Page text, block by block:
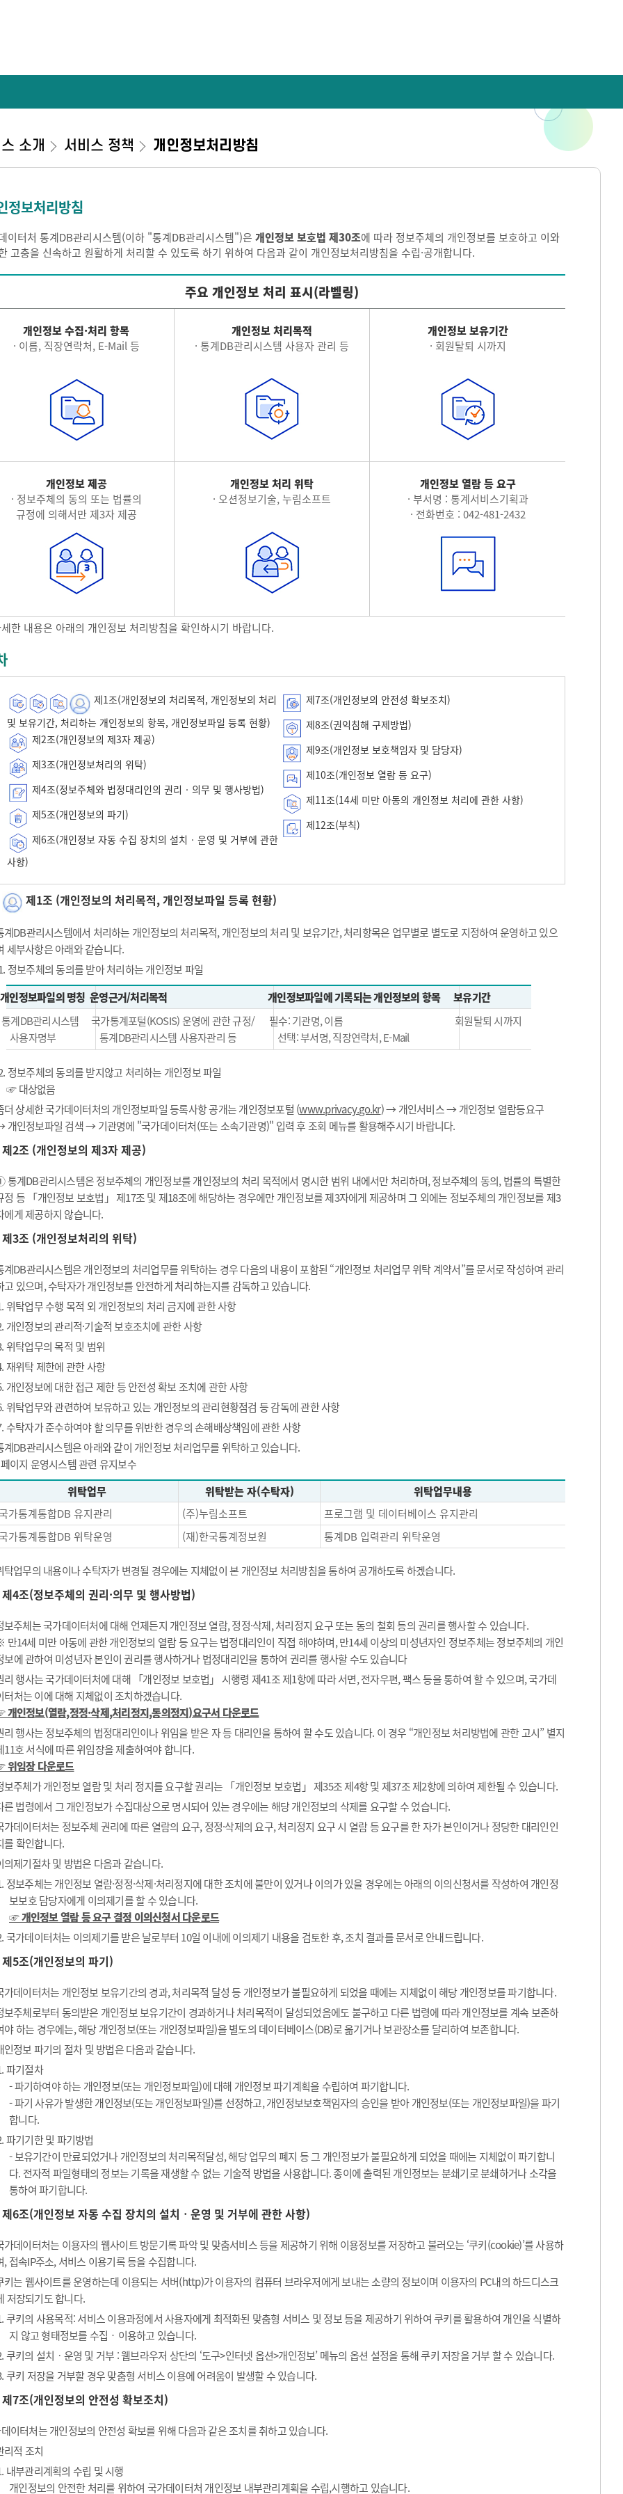
소개 서비스 정책 개인정보처리방침
정보처리방침
이터처 통계DB관리시스템(이하 "통계DB관리시스템")은 개인정보 보호법 제30조에 따라 정보주체의 개인정보를 보호하고 이와
고충을 신속하고 원활하게 처리할 수 있도록 하기 위하여 다음과 같이 개인정보처리방침을 수립·공개합니다.
주요 개인정보 처리 표시(라벨링)
개인정보 수집·처리 항목
· 이름, 직장연락처, E-Mail 등
개인정보 처리목적
· 통계DB관리시스템 사용자 관리 등
개인정보 보유기간
· 회원탈퇴 시까지
개인정보 제공
· 정보주체의 동의 또는 법률의
규정에 의해서만 제3자 제공
개인정보 처리 위탁
· 오션정보기술, 누림소프트
개인정보 열람 등 요구
· 부서명 : 통계서비스기획과
· 전화번호 : 042-481-2432
한 내용은 아래의 개인정보 처리방침을 확인하시기 바랍니다.
제1조(개인정보의 처리목적, 개인정보의 처리
및 보유기간, 처리하는 개인정보의 항목, 개인정보파일 등록 현황)
제2조(개인정보의 제3자 제공)
제3조(개인정보처리의 위탁)
제4조(정보주체와 법정대리인의 권리‧의무 및 행사방법)
제5조(개인정보의 파기)
제6조(개인정보 자동 수집 장치의 설치‧운영 및 거부에 관한
사항)
제7조(개인정보의 안전성 확보조치)
제8조(권익침해 구제방법)
제9조(개인정보 보호책임자 및 담당자)
제10조(개인정보 열람 등 요구)
제11조(14세 미만 아동의 개인정보 처리에 관한 사항)
제12조(부칙)
제1조 (개인정보의 처리목적, 개인정보파일 등록 현황)
DB관리시스템에서 처리하는 개인정보의 처리목적, 개인정보의 처리 및 보유기간, 처리항목은 업무별로 별도로 지정하여 운영하고 있으
세부사항은 아래와 같습니다.
정보주체의 동의를 받아 처리하는 개인정보 파일
개인정보파일의 명칭 운영근거/처리목적 개인정보파일에 기록되는 개인정보의 항목
보유기간
통계DB관리시스템
사용자명부
국가통계포털(KOSIS) 운영에 관한 규정/
통계DB관리시스템 사용자관리 등
필수: 기관명, 이름
선택: 부서명, 직장연락처, E-Mail
회원탈퇴 시까지
정보주체의 동의를 받지않고 처리하는 개인정보 파일
☞ 대상없음
상세한 국가데이터처의 개인정보파일 등록사항 공개는 개인정보포털 (www.privacy.go.kr) → 개인서비스 → 개인정보 열람등요구
개인정보파일 검색 → 기관명에 "국가데이터처(또는 소속기관명)" 입력 후 조회 메뉴를 활용해주시기 바랍니다.
제2조 (개인정보의 제3자 제공)
통계DB관리시스템은 정보주체의 개인정보를 개인정보의 처리 목적에서 명시한 범위 내에서만 처리하며, 정보주체의 동의, 법률의 특별한
정 등 「개인정보 보호법」 제17조 및 제18조에 해당하는 경우에만 개인정보를 제3자에게 제공하며 그 외에는 정보주체의 개인정보를 제3
에게 제공하지 않습니다.
제3조 (개인정보처리의 위탁)
DB관리시스템은 개인정보의 처리업무를 위탁하는 경우 다음의 내용이 포함된 “개인정보 처리업무 위탁 계약서”를 문서로 작성하여 관리
고 있으며, 수탁자가 개인정보를 안전하게 처리하는지를 감독하고 있습니다.
위탁업무 수행 목적 외 개인정보의 처리 금지에 관한 사항
개인정보의 관리적·기술적 보호조치에 관한 사항
위탁업무의 목적 및 범위
재위탁 제한에 관한 사항
개인정보에 대한 접근 제한 등 안전성 확보 조치에 관한 사항
위탁업무와 관련하여 보유하고 있는 개인정보의 관리현황점검 등 감독에 관한 사항
수탁자가 준수하여야 할 의무를 위반한 경우의 손해배상책임에 관한 사항
DB관리시스템은 아래와 같이 개인정보 처리업무를 위탁하고 있습니다.
이지 운영시스템 관련 유지보수
위탁업무
위탁받는 자(수탁자)
위탁업무내용
가통계통합DB 유지관리
(주)누림소프트
프로그램 및 데이터베이스 유지관리
가통계통합DB 위탁운영
(재)한국통계정보원 통계DB 입력관리 위탁운영
업무의 내용이나 수탁자가 변경될 경우에는 지체없이 본 개인정보 처리방침을 통하여 공개하도록 하겠습니다.
제4조(정보주체의 권리·의무 및 행사방법)
주체는 국가데이터처에 대해 언제든지 개인정보 열람, 정정·삭제, 처리정지 요구 또는 동의 철회 등의 권리를 행사할 수 있습니다.
만14세 미만 아동에 관한 개인정보의 열람 등 요구는 법정대리인이 직접 해야하며, 만14세 이상의 미성년자인 정보주체는 정보주체의 개인
보에 관하여 미성년자 본인이 권리를 행사하거나 법정대리인을 통하여 권리를 행사할 수도 있습니다
행사는 국가데이터처에 대해 「개인정보 보호법」 시행령 제41조 제1항에 따라 서면, 전자우편, 팩스 등을 통하여 할 수 있으며, 국가데
터처는 이에 대해 지체없이 조치하겠습니다.
개인정보(열람,정정·삭제,처리정지,동의정지)요구서 다운로드
행사는 정보주체의 법정대리인이나 위임을 받은 자 등 대리인을 통하여 할 수도 있습니다. 이 경우 “개인정보 처리방법에 관한 고시” 별지
11호 서식에 따른 위임장을 제출하여야 합니다.
위임장 다운로드
주체가 개인정보 열람 및 처리 정지를 요구할 권리는 「개인정보 보호법」 제35조 제4항 및 제37조 제2항에 의하여 제한될 수 있습니다.
법령에서 그 개인정보가 수집대상으로 명시되어 있는 경우에는 해당 개인정보의 삭제를 요구할 수 었습니다.
데이터처는 정보주체 권리에 따른 열람의 요구, 정정·삭제의 요구, 처리정지 요구 시 열람 등 요구를 한 자가 본인이거나 정당한 대리인인
를 확인합니다.
제기절차 및 방법은 다음과 같습니다.
정보주체는 개인정보 열람·정정·삭제·처리정지에 대한 조치에 불만이 있거나 이의가 있을 경우에는 아래의 이의신청서를 작성하여 개인정
보보호 담당자에게 이의제기를 할 수 있습니다.
☞ 개인정보 열람 등 요구 결정 이의신청서 다운로드
국가데이터처는 이의제기를 받은 날로부터 10일 이내에 이의제기 내용을 검토한 후, 조치 결과를 문서로 안내드립니다.
제5조(개인정보의 파기)
데이터처는 개인정보 보유기간의 경과, 처리목적 달성 등 개인정보가 불필요하게 되었을 때에는 지체없이 해당 개인정보를 파기합니다.
주체로부터 동의받은 개인정보 보유기간이 경과하거나 처리목적이 달성되었음에도 불구하고 다른 법령에 따라 개인정보를 계속 보존하
야 하는 경우에는, 해당 개인정보(또는 개인정보파일)을 별도의 데이터베이스(DB)로 옮기거나 보관장소를 달리하여 보존합니다.
정보 파기의 절차 및 방법은 다음과 같습니다.
파기절차
- 파기하여야 하는 개인정보(또는 개인정보파일)에 대해 개인정보 파기계획을 수립하여 파기합니다.
- 파기 사유가 발생한 개인정보(또는 개인정보파일)를 선정하고, 개인정보보호책임자의 승인을 받아 개인정보(또는 개인정보파일)을 파기
합니다.
파기기한 및 파기방법
- 보유기간이 만료되었거나 개인정보의 처리목적달성, 해당 업무의 폐지 등 그 개인정보가 불필요하게 되었을 때에는 지체없이 파기합니
다. 전자적 파일형태의 정보는 기록을 재생할 수 없는 기술적 방법을 사용합니다. 종이에 출력된 개인정보는 분쇄기로 분쇄하거나 소각을
통하여 파기합니다.
제6조(개인정보 자동 수집 장치의 설치ㆍ운영 및 거부에 관한 사항)
데이터처는 이용자의 웹사이트 방문기록 파악 및 맞춤서비스 등을 제공하기 위해 이용정보를 저장하고 불러오는 ‘쿠키(cookie)’를 사용하
, 접속IP주소, 서비스 이용기록 등을 수집합니다.
는 웹사이트를 운영하는데 이용되는 서버(http)가 이용자의 컴퓨터 브라우저에게 보내는 소량의 정보이며 이용자의 PC내의 하드디스크
저장되기도 합니다.
쿠키의 사용목적: 서비스 이용과정에서 사용자에게 최적화된 맞춤형 서비스 및 정보 등을 제공하기 위하여 쿠키를 활용하여 개인을 식별하
지 않고 형태정보를 수집‧이용하고 있습니다.
쿠키의 설치ㆍ운영 및 거부 : 웹브라우저 상단의 ‘도구>인터넷 옵션>개인정보’ 메뉴의 옵션 설정을 통해 쿠키 저장을 거부 할 수 있습니다.
쿠키 저장을 거부할 경우 맞춤형 서비스 이용에 어려움이 발생할 수 있습니다.
제7조(개인정보의 안전성 확보조치)
이터처는 개인정보의 안전성 확보를 위해 다음과 같은 조치를 취하고 있습니다.
적 조치
내부관리계획의 수립 및 시행
개인정보의 안전한 처리를 위하여 국가데이터처 개인정보 내부관리계획을 수립,시행하고 있습니다.